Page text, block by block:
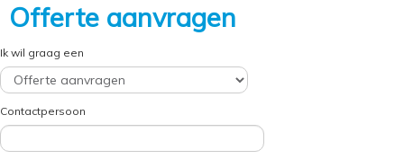
Offerte aanvragen
Ik wil graag een
Contactpersoon